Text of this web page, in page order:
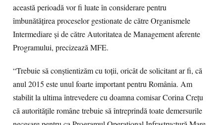
această perioadă vor fi luate în considerare pentru
îmbunătăţirea proceselor gestionate de către Organismele
Intermediare şi de către Autoritatea de Management aferente
Programului, precizează MFE.
“Trebuie să conştientizăm cu toţii, oricât de solicitant ar fi, că
anul 2015 este unul foarte important pentru România. Am
stabilit la ultima întrevedere cu doamna comisar Corina Creţu
că autorităţile române trebuie să întreprindă toate demersurile